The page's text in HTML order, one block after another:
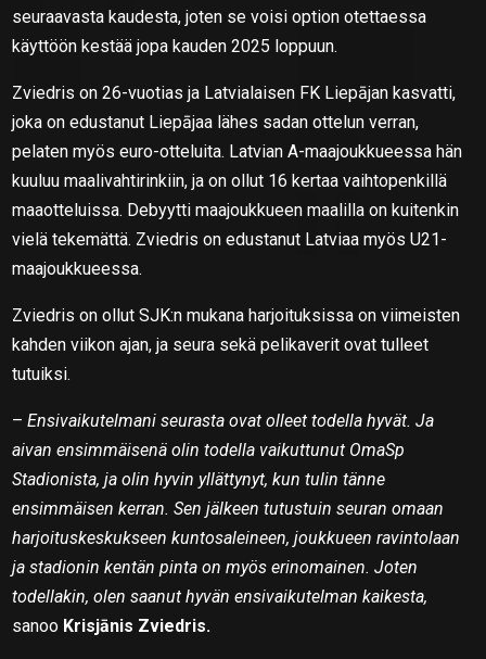
seuraavasta kaudesta, joten se voisi option otettaessa
käyttöön kestää jopa kauden 2025 loppuun.
Zviedris on 26-vuotias ja Latvialaisen FK Liepājan kasvatti,
joka on edustanut Liepājaa lähes sadan ottelun verran,
pelaten myös euro-otteluita. Latvian A-maajoukkueessa hän
kuuluu maalivahtirinkiin, ja on ollut 16 kertaa vaihtopenkillä
maaotteluissa. Debyytti maajoukkueen maalilla on kuitenkin
vielä tekemättä. Zviedris on edustanut Latviaa myös U21-
maajoukkueessa.
Zviedris on ollut SJK:n mukana harjoituksissa on viimeisten
kahden viikon ajan, ja seura sekä pelikaverit ovat tulleet
tutuiksi.
–Ensivaikutelmani seurasta ovat olleet todella hyvät. Ja
aivan ensimmäisenä olin todella vaikuttunut OmaSp
Stadionista, ja olin hyvin yllättynyt, kun tulin tänne
ensimmäisen kerran. Sen jälkeen tutustuin seuran omaan
harjoituskeskukseen kuntosaleineen, joukkueen ravintolaan
ja stadionin kentän pinta on myös erinomainen. Joten
todellakin, olen saanut hyvän ensivaikutelman kaikesta,
sanoo Krisjānis Zviedris.